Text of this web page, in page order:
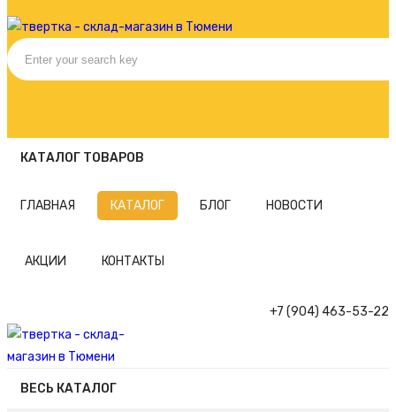
КАТАЛОГ ТОВАРОВ
ГЛАВНАЯ КАТАЛОГ БЛОГ НОВОСТИ
АКЦИИ КОНТАКТЫ
+7 (904) 463-53-22
ВЕСЬ КАТАЛОГ